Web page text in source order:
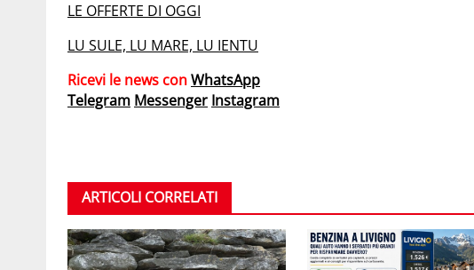
LE OFFERTE DI OGGI
LU SULE, LU MARE, LU IENTU
Ricevi le news conWhatsApp
Telegram Messenger Instagram
ARTICOLI CORRELATI